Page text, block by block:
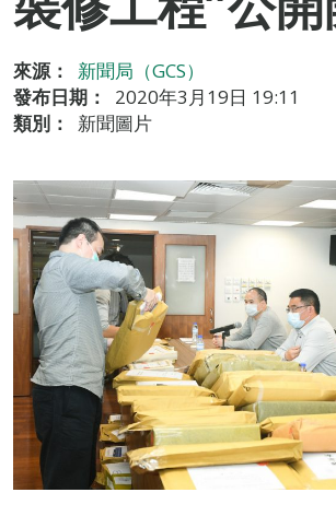
來源：
新聞局（GCS）
發布日期：
2020年3月19日 19:11
類別：
新聞圖片